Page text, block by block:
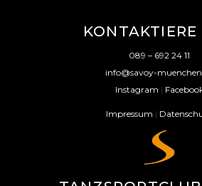
KONTAKTIERE
089 – 692 24 11
info@savoy-
Instagram |
Impressum |